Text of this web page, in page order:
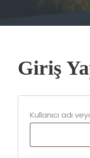
Giriş
Kullanıcı adı